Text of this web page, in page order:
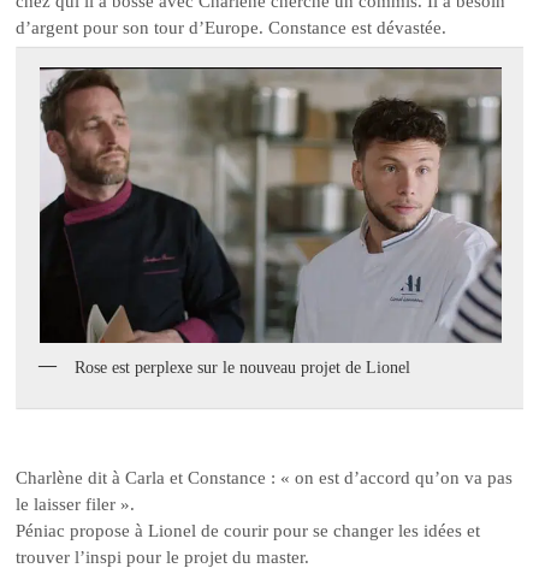
d’argent pour son tour d’Europe. Constance est dévastée.
Rose est perplexe sur le nouveau projet de Lionel
Charlène dit à Carla et Constance : « on est d’accord qu’on va pas
le laisser filer ».
Péniac propose à Lionel de courir pour se changer les idées et
trouver l’inspi pour le projet du master.